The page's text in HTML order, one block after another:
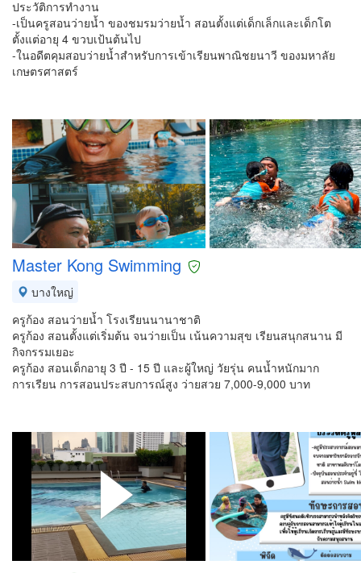
ประวัติการทำงาน
-เป็นครูสอนว่ายน้ำ ของชมรมว่ายน้ำ สอนตั้งแต่เด็กเล็กและเด็กโต
ตั้งแต่อายุ 4 ขวบเป้นต้นไป
-ในอดีตคุมสอบว่ายน้ำสำหรับการเข้าเรียนพาณิชยนาวี ของมหาลัย
เกษตรศาสตร์
Master Kong Swimming
บางใหญ่
ครูก้อง สอนว่ายน้ำ โรงเรียนนานาชาติ
ครูก้อง สอนตั้งแต่เริ่มต้น จนว่ายเป็น เน้นความสุข เรียนสนุกสนาน มี
กิจกรรมเยอะ
ครูก้อง สอนเด็กอายุ 3 ปี - 15 ปี และผู้ใหญ่ วัยรุ่น คนน้ำหนักมาก
การเรียน การสอนประสบการณ์สูง ว่ายสวย 7,000-9,000 บาท